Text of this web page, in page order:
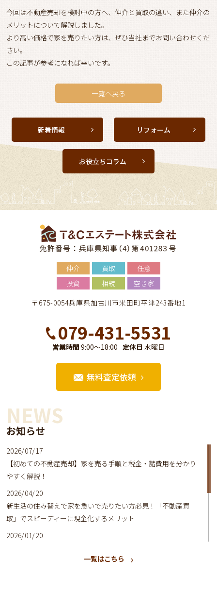
今回は不動産売却を検討中の方へ、仲介と買取の違い、また仲介の
メリットについて解説しました。
より高い価格で家を売りたい方は、ぜひ当社までお問い合わせくだ
さい。
この記事が参考になれば幸いです。
一覧へ戻る
新着情報 リフォーム
お役立ちコラム
仲介 買取
任意
投資
相続
空き家
〒675-0054兵庫県加古川市米田町平津243番地1
079-431-5531
営業時間 9:00～18:00 定休日 水曜日
無料査定依頼
NEWS
お知らせ
2026/07/17
【初めての不動産売却】家を売る手順と税金・諸費用を分かり
やすく解説！
2026/04/20
新生活の住み替えで家を急いで売りたい方必見！「不動産買
取」でスピーディーに現金化するメリット
2026/01/20
一覧はこちら